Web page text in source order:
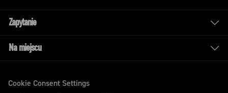
Zapytanie
Na miejscu
Cookie Consent Settings